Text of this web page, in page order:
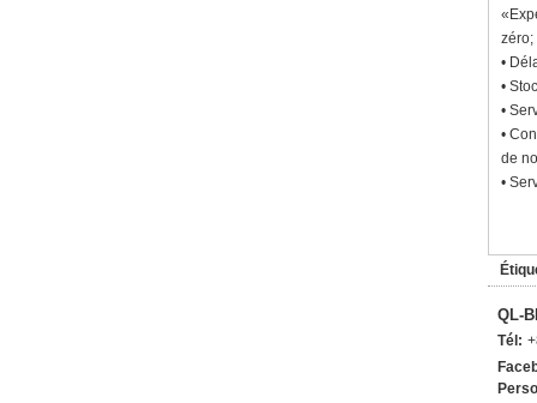
zéro;
•
•
•
•
de
•
QL-
Tél: